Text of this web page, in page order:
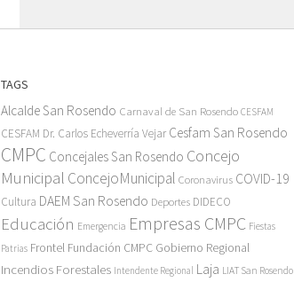
TAGS
Alcalde San Rosendo Carnaval de San Rosendo CESFAM
CESFAM Dr. Carlos Echeverría Vejar Cesfam San Rosendo
CMPC Concejales San Rosendo Concejo
Municipal ConcejoMunicipal Coronavirus COVID-19
Cultura DAEM San Rosendo Deportes DIDECO
Educación Emergencia Empresas CMPC Fiestas
Patrias Frontel Fundación CMPC Gobierno Regional
Incendios Forestales Intendente Regional Laja LIAT San Rosendo